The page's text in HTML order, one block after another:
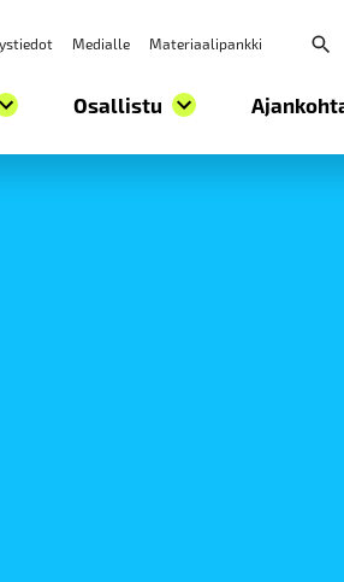
Medialle Materiaalipankki
Osallistu